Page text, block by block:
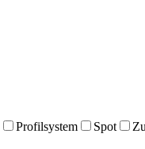
Profilsystem Spot